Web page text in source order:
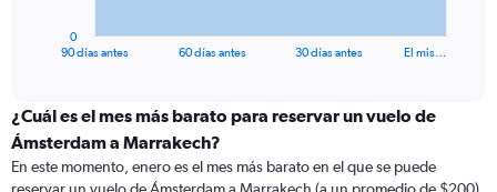
categories.
Range:
categories.
90 días antes 60 días antes 30 días antes El mis…
0
¿Cuál es el mes más barato para reservar un vuelo de
Ámsterdam a Marrakech?
En este momento, enero es el mes más barato en el que se puede